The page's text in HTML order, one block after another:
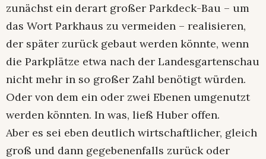
zunächst ein derart großer Parkdeck-Bau – um
das Wort Parkhaus zu vermeiden – realisieren,
der später zurück gebaut werden könnte, wenn
die Parkplätze etwa nach der Landesgartenschau
nicht mehr in so großer Zahl benötigt würden.
Oder von dem ein oder zwei Ebenen umgenutzt
werden könnten. In was, ließ Huber offen.
Aber es sei eben deutlich wirtschaftlicher, gleich
groß und dann gegebenenfalls zurück oder